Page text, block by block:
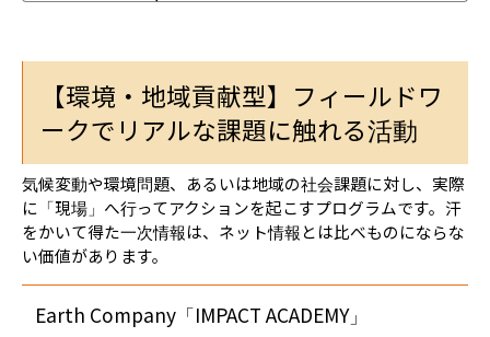
【環境・地域貢献型】フィールドワ
ークでリアルな課題に触れる活動
気候変動や環境問題、あるいは地域の社会課題に対し、実際
に「現場」へ行ってアクションを起こすプログラムです。汗
をかいて得た一次情報は、ネット情報とは比べものにならな
い価値があります。
Earth Company「IMPACT ACADEMY」